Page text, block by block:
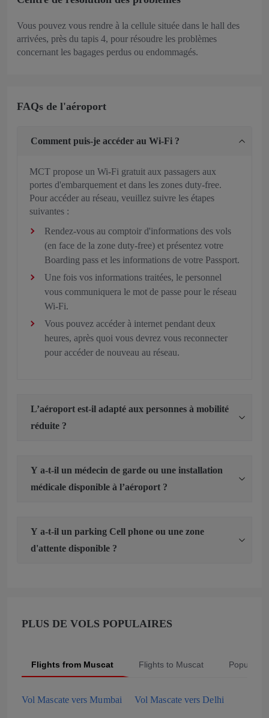
Vous pouvez vous rendre à la cellule située dans le hall des
arrivées, près du tapis 4, pour résoudre les problèmes
concernant les bagages perdus ou endommagés.
FAQs de l'aéroport
Comment puis-je accéder au Wi-Fi ?
MCT propose un Wi-Fi gratuit aux passagers aux
portes d'embarquement et dans les zones duty-free.
Pour accéder au réseau, veuillez suivre les étapes
suivantes :
Rendez-vous au comptoir d'informations des vols
(en face de la zone duty-free) et présentez votre
Boarding pass et les informations de votre Passport.
Une fois vos informations traitées, le personnel
vous communiquera le mot de passe pour le réseau
Wi-Fi.
Vous pouvez accéder à internet pendant deux
heures, après quoi vous devrez vous reconnecter
pour accéder de nouveau au réseau.
L’aéroport est-il adapté aux personnes à mobilité
réduite ?
Y a-t-il un médecin de garde ou une installation
médicale disponible à l’aéroport ?
Y a-t-il un parking Cell phone ou une zone
d'attente disponible ?
PLUS DE VOLS POPULAIRES
Flights from Muscat Flights to Muscat Popular
Vol Mascate vers Mumbai Vol Mascate vers Delhi